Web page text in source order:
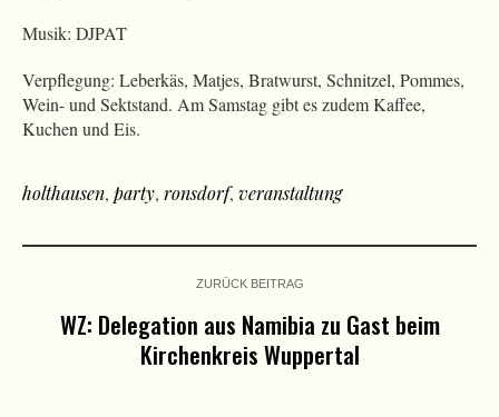
Musik: DJPAT
Verpflegung: Leberkäs, Matjes, Bratwurst, Schnitzel, Pommes,
Wein- und Sektstand. Am Samstag gibt es zudem Kaffee,
Kuchen und Eis.
holthausen, party, ronsdorf, veranstaltung
ZURÜCK BEITRAG
WZ: Delegation aus Namibia zu Gast beim
Kirchenkreis Wuppertal